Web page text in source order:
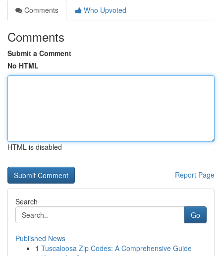
Comments
Who Upvoted
Comments
Submit a Comment
No HTML
HTML is disabled
Report Page
Search
Go
Published News
1 Tuscaloosa Zip Codes: A Comprehensive Guide